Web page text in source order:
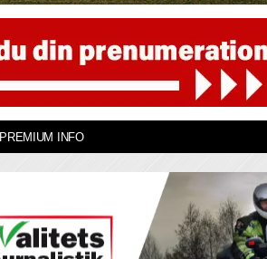
PREMIUM INFO